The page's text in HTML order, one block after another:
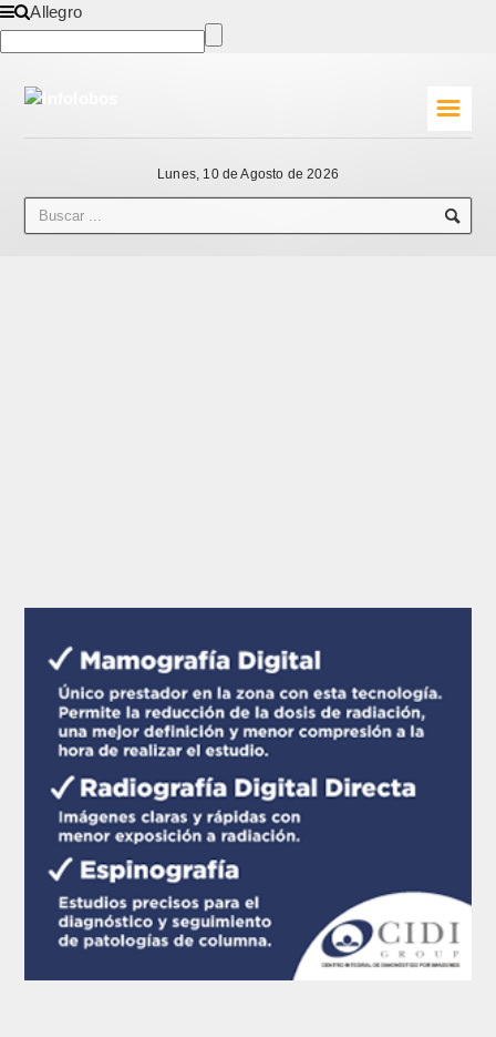
Allegro
☰
Lunes, 10 de Agosto de 2026